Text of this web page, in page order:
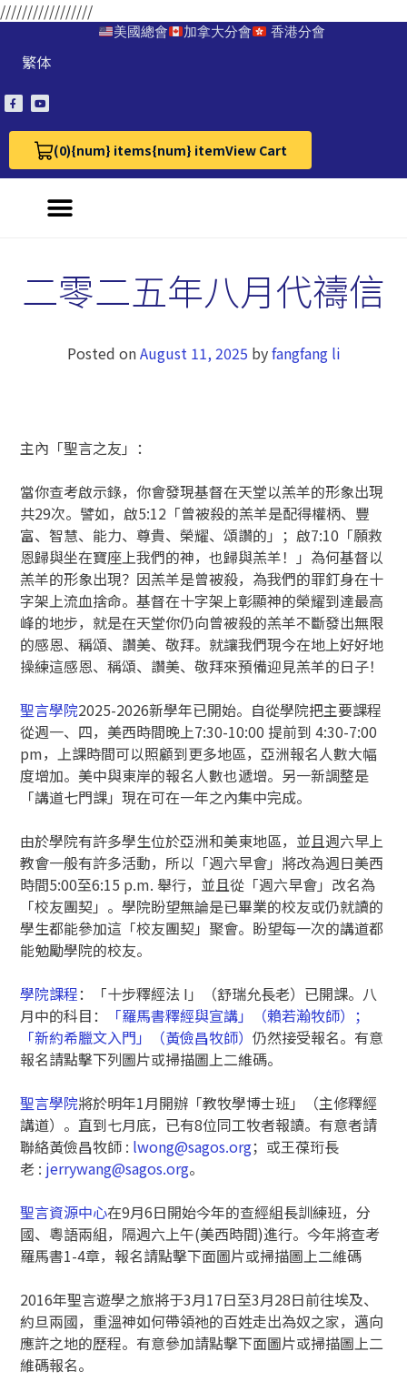
/////////////////
美國總會 加拿大分會 香港分會
繁体
(0)
View Cart 0{num} items{num} itemView Cart
二零二五年八月代禱信
Posted onAugust 11, 2025 byfangfang li
主內「聖言之友」：
當你查考啟示錄，你會發現基督在天堂以羔羊的形象出現
共29次。譬如，啟5:12「曾被殺的羔羊是配得權柄、豐
富、智慧、能力、尊貴、榮耀、頌讚的」；啟7:10「願救
恩歸與坐在寶座上我們的神，也歸與羔羊！」為何基督以
羔羊的形象出現？因羔羊是曾被殺，為我們的罪釘身在十
字架上流血捨命。基督在十字架上彰顯神的榮耀到達最高
峰的地步，就是在天堂你仍向曾被殺的羔羊不斷發出無限
的感恩、稱頌、讚美、敬拜。就讓我們現今在地上好好地
操練這感恩、稱頌、讚美、敬拜來預備迎見羔羊的日子！
聖言學院2025-2026新學年已開始。自從學院把主要課程
從週一、四，美西時間晚上7:30-10:00 提前到 4:30-7:00
pm，上課時間可以照顧到更多地區，亞洲報名人數大幅
度增加。美中與東岸的報名人數也遞增。另一新調整是
「講道七門課」現在可在一年之內集中完成。
由於學院有許多學生位於亞洲和美東地區，並且週六早上
教會一般有許多活動，所以「週六早會」將改為週日美西
時間5:00至6:15 p.m. 舉行，並且從「週六早會」改名為
「校友團契」。學院盼望無論是已畢業的校友或仍就讀的
學生都能參加這「校友團契」聚會。盼望每一次的講道都
能勉勵學院的校友。
學院課程：「十步釋經法 I」（舒瑞允長老）已開課。八
月中的科目：
「羅馬書釋經與宣講」（賴若瀚牧師）；
「新約希臘文入門」（黃儉昌牧師）仍然接受報名。有意
報名請點擊下列圖片或掃描圖上二維碼。
聖言學院將於明年1月開辦「教牧學博士班」（主修釋經
講道）。直到七月底，已有8位同工牧者報讀。有意者請
聯絡黃儉昌牧師 : lwong@sagos.org；或王葆珩長
老 : jerrywang@sagos.org。
聖言資源中心在9月6日開始今年的查經組長訓練班，分
國、粵語兩組，隔週六上午(美西時間)進行。今年將查考
羅馬書1-4章，報名請點擊下面圖片或掃描圖上二維碼
2016年聖言遊學之旅將于3月17日至3月28日前往埃及、
約旦兩國，重溫神如何帶領祂的百姓走出為奴之家，邁向
應許之地的歷程。有意參加請點擊下面圖片或掃描圖上二
維碼報名。